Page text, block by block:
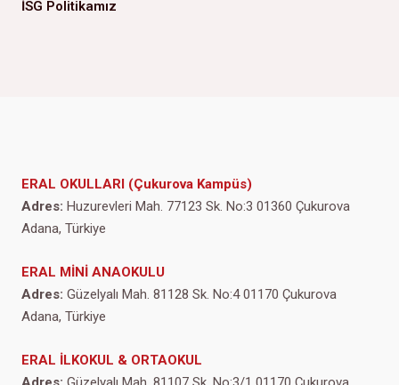
İSG Politikamız
ERAL OKULLARI (Çukurova Kampüs)
Adres: Huzurevleri Mah. 77123 Sk. No:3 01360 Çukurova
Adana, Türkiye
ERAL MİNİ ANAOKULU
Adres: Güzelyalı Mah. 81128 Sk. No:4 01170 Çukurova
Adana, Türkiye
ERAL İLKOKUL & ORTAOKUL